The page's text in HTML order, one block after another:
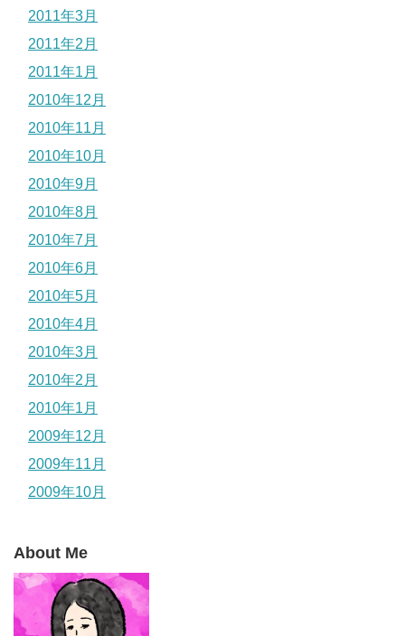
2011年3月
2011年2月
2011年1月
2010年12月
2010年11月
2010年10月
2010年9月
2010年8月
2010年7月
2010年6月
2010年5月
2010年4月
2010年3月
2010年2月
2010年1月
2009年12月
2009年11月
2009年10月
About Me